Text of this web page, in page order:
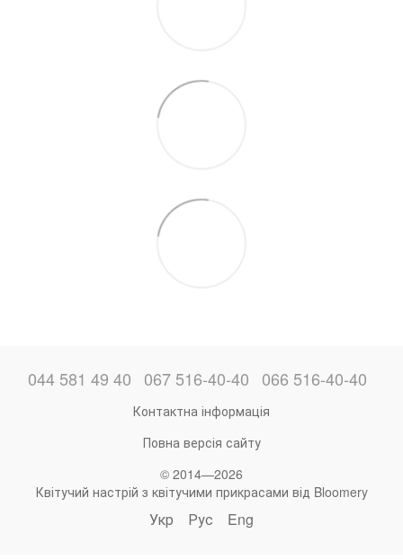
044 581 49 40 067 516-40-40 066 516-40-40
Контактна інформація
Повна версія сайту
© 2014—2026
Квітучий настрій з квітучими прикрасами від Bloomery
Укр Рус Eng